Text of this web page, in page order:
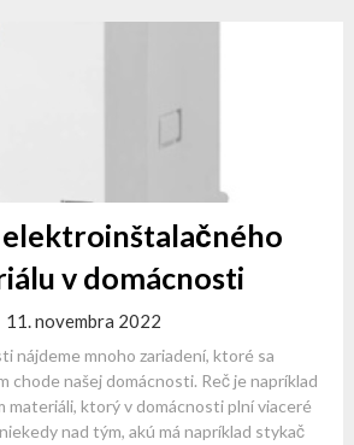
v domácnosti
11. novembra 2022
nájdeme mnoho zariadení, ktoré sa
chode našej domácnosti. Reč je napríklad
materiáli, ktorý v domácnosti plní viaceré
nad tým, akú má napríklad stykač